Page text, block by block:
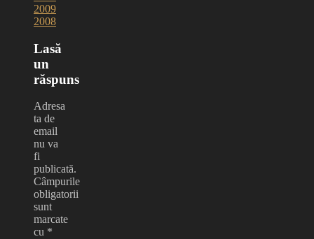
2009
2008
Lasă
un
răspuns
Adresa
ta de
email
nu va
fi
publicată.
Câmpurile
obligatorii
sunt
marcate
cu *